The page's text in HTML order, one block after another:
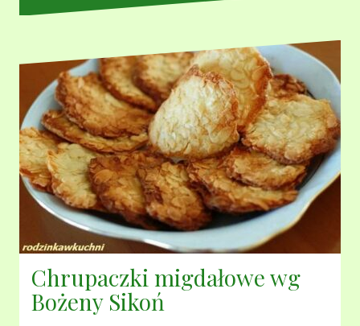
Chrupaczki migdałowe wg
Bożeny Sikoń